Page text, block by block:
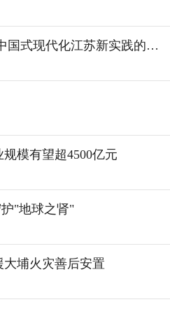
江苏省委书记:汇聚推进中国式现代化江苏新实践的强大力量
模有望超4500亿元
"地球之肾"
埔火灾善后安置